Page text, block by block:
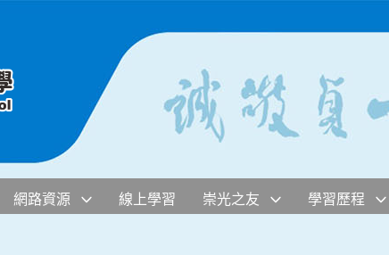
網路資源 線上學習 崇光之友 學習歷程